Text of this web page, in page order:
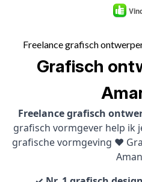
Freelance grafisch
Grafisch
Freelance grafisch
grafisch vormgever help ik
grafische vormgeving ♥